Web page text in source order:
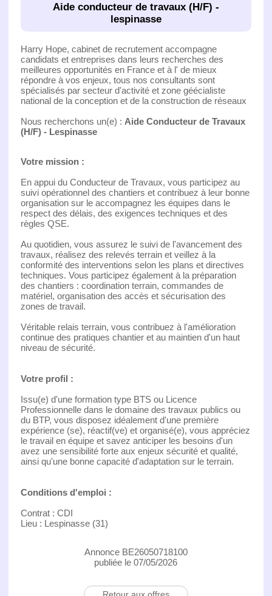
Aide conducteur de travaux (H/F) -
lespinasse
Harry Hope, cabinet de recrutement accompagne
candidats et entreprises dans leurs recherches des
meilleures opportunités en France et à l' de mieux
répondre à vos enjeux, tous nos consultants sont
spécialisés par secteur d'activité et zone géécialiste
national de la conception et de la construction de réseaux
Nous recherchons un(e) : Aide Conducteur de Travaux
(H/F) - Lespinasse
Votre mission :
En appui du Conducteur de Travaux, vous participez au
suivi opérationnel des chantiers et contribuez à leur bonne
organisation sur le accompagnez les équipes dans le
respect des délais, des exigences techniques et des
règles QSE.
Au quotidien, vous assurez le suivi de l'avancement des
travaux, réalisez des relevés terrain et veillez à la
conformité des interventions selon les plans et directives
techniques. Vous participez également à la préparation
des chantiers : coordination terrain, commandes de
matériel, organisation des accès et sécurisation des
zones de travail.
Véritable relais terrain, vous contribuez à l'amélioration
continue des pratiques chantier et au maintien d'un haut
niveau de sécurité.
Votre profil :
Issu(e) d'une formation type BTS ou Licence
Professionnelle dans le domaine des travaux publics ou
du BTP, vous disposez idéalement d'une première
expérience (se), réactif(ve) et organisé(e), vous appréciez
le travail en équipe et savez anticiper les besoins d'un
avez une sensibilité forte aux enjeux sécurité et qualité,
ainsi qu'une bonne capacité d'adaptation sur le terrain.
Conditions d'emploi :
Contrat : CDI
Lieu : Lespinasse (31)
Annonce BE26050718100
publiée le 07/05/2026
Retour aux offres